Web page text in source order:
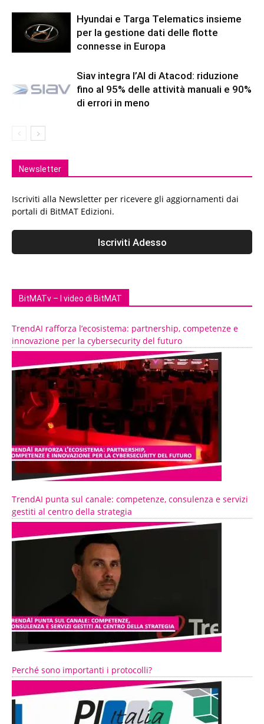
Hyundai e Targa Telematics insieme
per la gestione dati delle flotte
connesse in Europa
Siav integra l’AI di Atacod: riduzione
fino al 95% delle attività manuali e 90%
di errori in meno
Newsletter
Iscriviti alla Newsletter per ricevere gli aggiornamenti dai
portali di BitMAT Edizioni.
BitMATv – I video di BitMAT
TrendAI rafforza l’ecosistema: partnership, competenze e
innovazione per la cybersecurity del futuro
TrendAI punta sul canale: competenze, consulenza e servizi
gestiti al centro della strategia
Perché sono importanti i protocolli?